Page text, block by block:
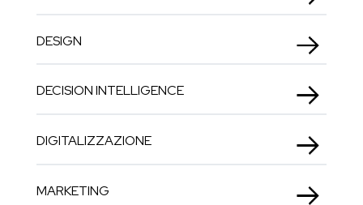
DESIGN
DECISION INTELLIGENCE
DIGITALIZZAZIONE
MARKETING